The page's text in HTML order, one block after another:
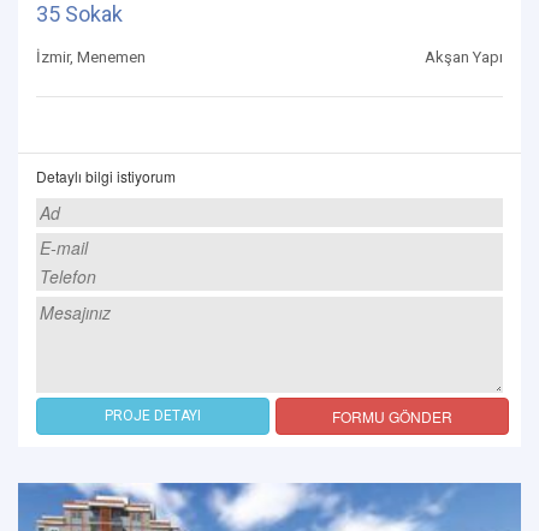
35 Sokak
İzmir, Menemen Akşan Yapı
Detaylı bilgi istiyorum
PROJE DETAYI FORMU GÖNDER